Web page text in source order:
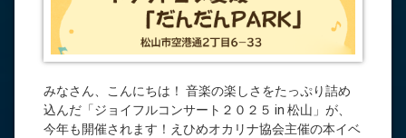
みなさん、こんにちは！ 音楽の楽しさをたっぷり詰め
込んだ「ジョイフルコンサート２０２５ in 松山」が、
今年も開催されます！えひめオカリナ協会主催の本イベ
の
知
ら
せ】